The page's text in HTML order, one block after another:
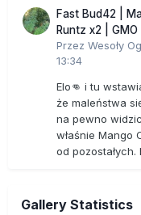
Fast Bud42 |
Runtz x2 | GMO
Przez Wesoły
13:34
Elo👊 i tu
że maleństwa
na pewno
właśnie Mango
od
Gallery Statistics